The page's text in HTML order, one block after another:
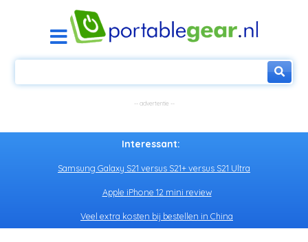
Interessant:
Samsung Galaxy S21 versus S21+ versus S21 Ultra
Apple iPhone 12 mini review
Veel extra kosten bij bestellen in China